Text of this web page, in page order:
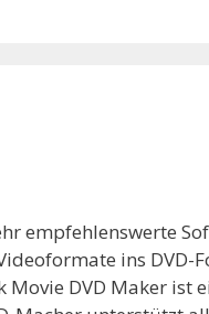
empfehlenswerte
ins DVD-
DVD Maker ist